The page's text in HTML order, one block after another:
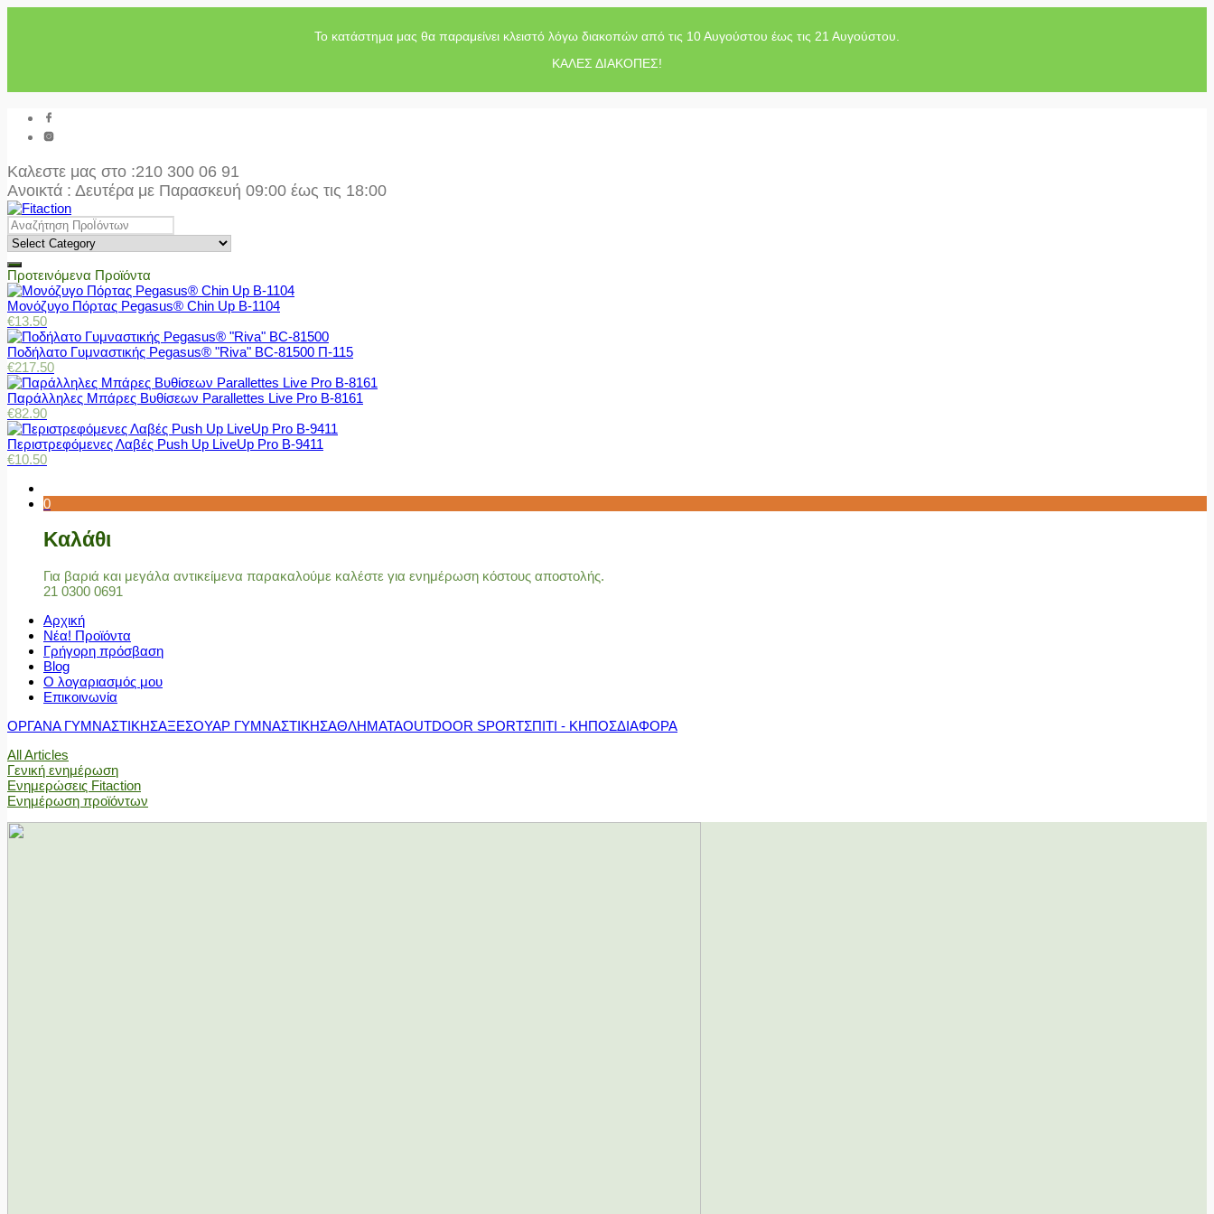
Το κατάστημα μας θα παραμείνει κλειστό λόγω διακοπών από τις 10 Αυγούστου έως τις 21 Αυγούστου.
ΚΑΛΕΣ ΔΙΑΚΟΠΕΣ!
Καλεστε μας στο :210 300 06 91
Ανοικτά : Δευτέρα με Παρασκευή 09:00 έως τις 18:00
Προτεινόμενα Προϊόντα
Μονόζυγο Πόρτας Pegasus® Chin Up Β-1104
€13.50
Ποδήλατο Γυμναστικής Pegasus® "Riva" BC-81500 Π-115
€217.50
Παράλληλες Μπάρες Βυθίσεων Parallettes Live Pro Β-8161
€82.90
Περιστρεφόμενες Λαβές Push Up LiveUp Pro Β-9411
€10.50
0
Καλάθι
Για βαριά και μεγάλα αντικείμενα παρακαλούμε καλέστε για ενημέρωση κόστους αποστολής.
21 0300 0691
Αρχική
Νέα! Προϊόντα
Γρήγορη πρόσβαση
Blog
Ο λογαριασμός μου
Επικοινωνία
ΟΡΓΑΝΑ ΓΥΜΝΑΣΤΙΚΗΣΑΞΕΣΟΥΑΡ ΓΥΜΝΑΣΤΙΚΗΣΑΘΛΗΜΑΤΑOUTDOOR SPORTΣΠΙΤΙ - ΚΗΠΟΣΔΙΑΦΟΡΑ
All Articles
Γενική ενημέρωση
Ενημερώσεις Fitaction
Ενημέρωση προϊόντων